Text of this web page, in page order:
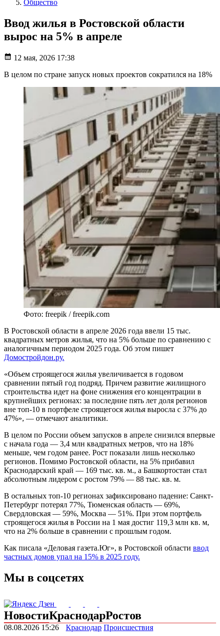
Общество
Ввод жилья в Ростовской области
вырос на 5% в апреле
12 мая, 2026 17:38
В целом по стране запуск новых проектов сократился на 18%
Фото: freepik / freepik.com
В Ростовской области в апреле 2026 года ввели 15 тыс.
квадратных метров жилья, что на 5% больше по сравнению с
аналогичным периодом 2025 года. Об этом пишет
Домостройдон.ру.
«Объем строящегося жилья увеличивается в годовом
сравнении пятый год подряд. Причем развитие жилищного
строительства идет на фоне снижения его концентрации в
крупнейших регионах: за последние пять лет доля регионов
вне топ-10 в портфеле строящегося жилья выросла с 37% до
47%», — отмечают аналитики.
В целом по России объем запусков в апреле снизился впервые
с начала года — 3,4 млн квадратных метров, что на 18%
меньше, чем годом ранее. Рост показали лишь несколько
регионов. Помимо Ростовской области, на 5% прибавил
Краснодарский край — 169 тыс. кв. м., а Башкортостан стал
абсолютным лидером с ростом 79% — 88 тыс. кв. м.
В остальных топ-10 регионах зафиксировано падение: Санкт-
Петербург потерял 77%, Тюменская область — 69%,
Свердловская — 59%, Москва — 51%. При этом портфель
строящегося жилья в России на 1 мая достиг 119,3 млн кв. м,
что на 2% больше в сравнении с прошлым годом.
Как писала «Деловая газета.Юг», в Ростовской области ввод
частных домов упал на 15% в 2025 году.
Мы в соцсетях
НовостиКраснодарРостов
08.08.2026 15:26 Краснодар Происшествия